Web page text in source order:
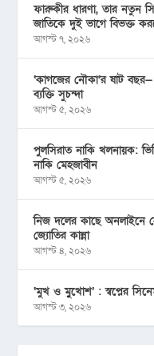
ফারুকীর ধারণা, তার নতুন
জাতিকে দুই ভাগে বিভক্ত
আগস্ট ৭, ২০২৬
‘কাগজের নৌকা’র ষাট
ব্যক্তি সুচন্দা
আগস্ট ৫, ২০২৬
পুলসিরাত নাকি খলনায়ক:
নাকি মেহজাবীন
আগস্ট ৫, ২০২৬
নিজ দলের কাছে অনলাইনে
জ্যোতির কান্না
আগস্ট ৪, ২০২৬
‘মুখ ও মু্খোশ’ : স্বপ্নের
আগস্ট ৩, ২০২৬